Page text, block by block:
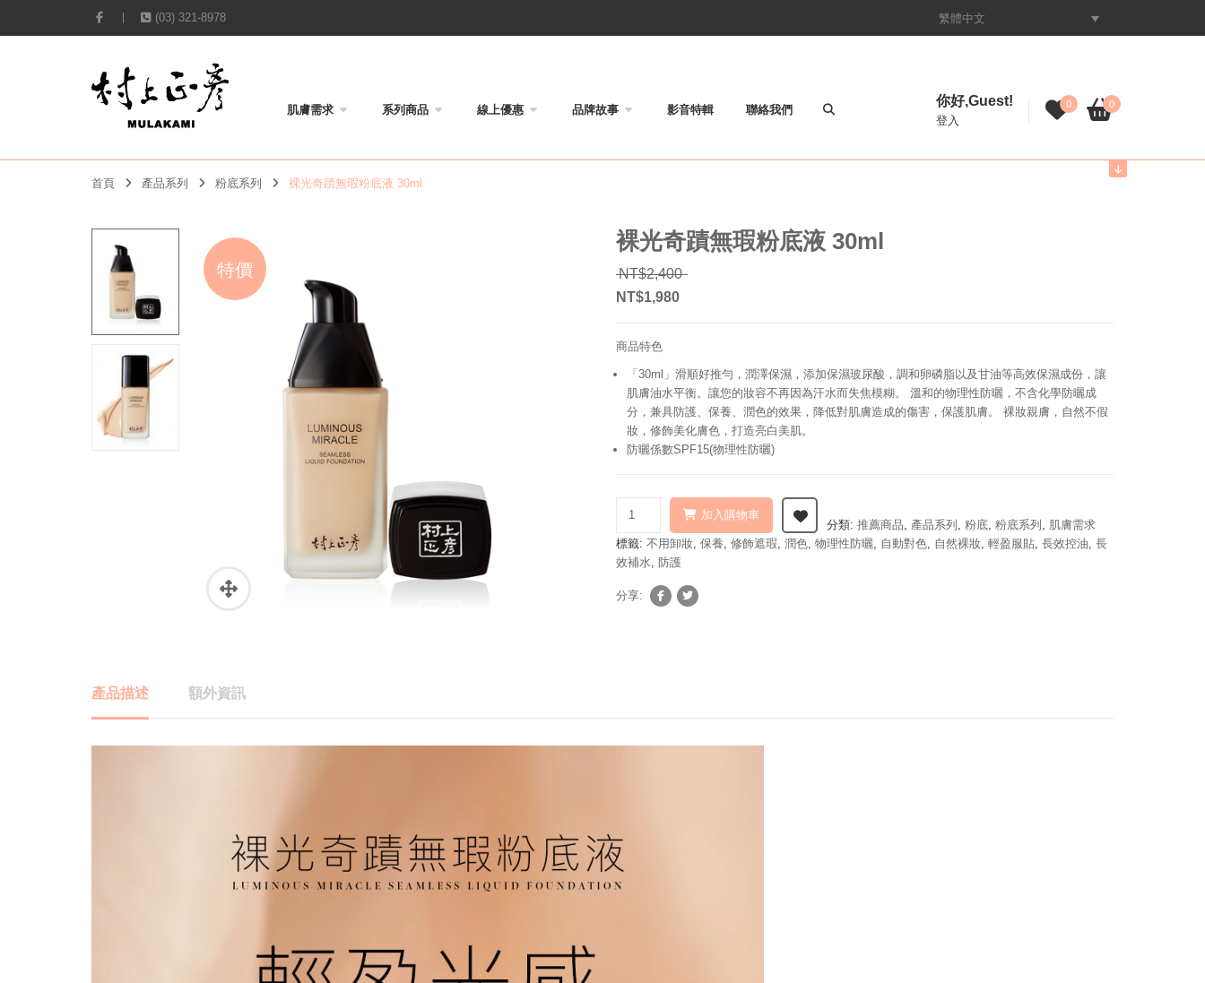
(03) 321-8978 繁體中文
肌膚需求 系列商品 線上優惠 品牌故事 影音特輯 聯絡我們
你好,Guest!
登入
0 0
首頁 產品系列 粉底系列 裸光奇蹟無瑕粉底液 30ml
特價
裸光奇蹟無瑕粉底液 30ml
NT$2,400 原始價格：NT$2,400。
NT$1,980
商品特色
「30ml」滑順好推勻，潤澤保濕，添加保濕玻尿酸，調和卵磷脂以及甘油等高效保濕成份，讓
肌膚油水平衡。讓您的妝容不再因為汗水而失焦模糊。 溫和的物理性防曬，不含化學防曬成
分，兼具防護、保養、潤色的效果，降低對肌膚造成的傷害，保護肌膚。 裸妝親膚，自然不假
妝，修飾美化膚色，打造亮白美肌。
防曬係數SPF15(物理性防曬)
加入購物車
分類: 推薦商品, 產品系列 , 粉底, 粉底系列 , 肌膚需求
標籤: 不用卸妝, 保養, 修飾遮瑕, 潤色, 物理性防曬, 自動對色, 自然裸妝, 輕盈服貼, 長效控油, 長
效補水, 防護
分享:
產品描述 額外資訊